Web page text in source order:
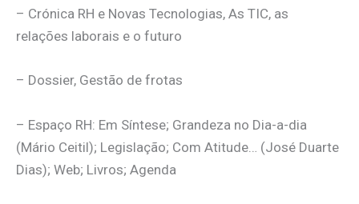
– Crónica RH e Novas Tecnologias, As TIC, as
relações laborais e o futuro
– Dossier, Gestão de frotas
– Espaço RH: Em Síntese; Grandeza no Dia-a-dia
(Mário Ceitil); Legislação; Com Atitude… (José Duarte
Dias); Web; Livros; Agenda